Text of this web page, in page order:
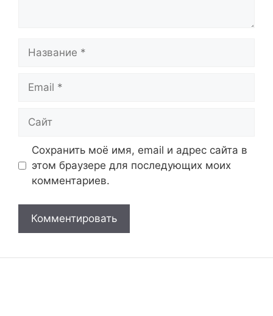
Название
Email
Сайт
Сохранить моё имя, email и адрес сайта в
этом браузере для последующих моих
комментариев.